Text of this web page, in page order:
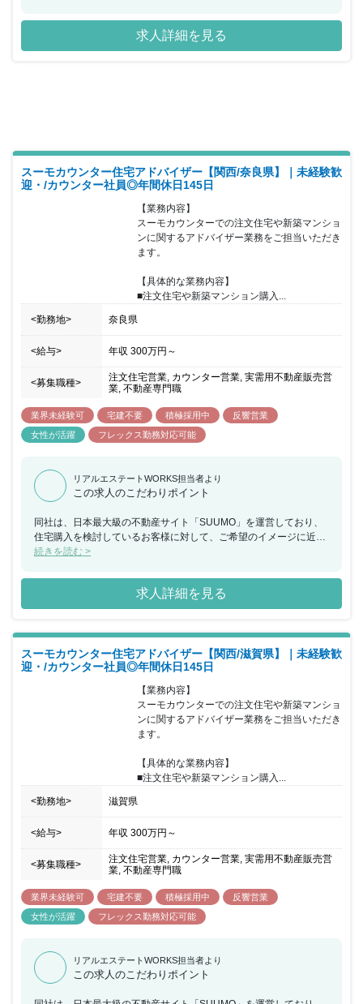
回、福岡県にてスーモカウンターでの注文住宅や新築マンションに
関するアドバイザー業務をご担当いただける方を募集することとな
りました。お客様はご予約の上来店されるため、1組ごとに2時間程
施策として反映されることもあります。半期毎に紹介数・契約率・
カスタマーアンケートなどを総合的に振り返り、強みを評価し、弱
みは克服方法を一緒に考えています。チームで目標設定の上、達成
求人詳細を見る
スーモカウンター住宅アドバイザー【関西/奈良県】｜未経験歓
迎・/カウンター社員◎年間休日145日
【業務内容】
スーモカウンターでの注文住宅や新築マンショ
ンに関するアドバイザー業務をご担当いただき
ます。
【具体的な業務内容】
■注文住宅や新築マンション購入...
<勤務地> 奈良県
<給与> 年収 300万円 ～
<募集職種>
注文住宅営業, カウンター営業, 実需用不動産販売営
業, 不動産専門職
業界未経験可 宅建不要 積極採用中
反響営業
女性が活躍
フレックス勤務対応可能
リアルエステートWORKS担当者より
この求人のこだわりポイント
同社は、日本最大級の不動産サイト「SUUMO」を運営しており、
住宅購入を検討しているお客様に対して、ご希望のイメージに近い
住宅・マンションを提供できるハウスメーカーや工務店を無料でご
回、福岡県にてスーモカウンターでの注文住宅や新築マンションに
関するアドバイザー業務をご担当いただける方を募集することとな
りました。お客様はご予約の上来店されるため、1組ごとに2時間程
間に必ずチームで相談する時間を設けているため、不動産未経験の
方でも安心をいただけるような環境であり、チームで協力をしなが
らお客様に向き合いご提案することが可能です。20代～40 代前半
までの女性が活躍しており、個人や店舗内での取り組みで非常に成
果が出た場合などは、『MVP』『MVT』として表彰を受け、事業の
施策として反映されることもあります。半期毎に紹介数・契約率・
カスタマーアンケートなどを総合的に振り返り、強みを評価し、弱
みは克服方法を一緒に考えています。チームで目標設定の上、達成
をチームで目指しています。
続きを読む >
求人詳細を見る
スーモカウンター住宅アドバイザー【関西/滋賀県】｜未経験歓
迎・/カウンター社員◎年間休日145日
【業務内容】
スーモカウンターでの注文住宅や新築マンショ
ンに関するアドバイザー業務をご担当いただき
ます。
【具体的な業務内容】
■注文住宅や新築マンション購入...
<勤務地> 滋賀県
<給与> 年収 300万円 ～
<募集職種>
注文住宅営業, カウンター営業, 実需用不動産販売営
業, 不動産専門職
業界未経験可 宅建不要 積極採用中
反響営業
女性が活躍
フレックス勤務対応可能
リアルエステートWORKS担当者より
この求人のこだわりポイント